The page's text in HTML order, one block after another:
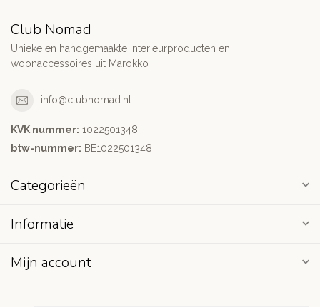
Club Nomad
Unieke en handgemaakte interieurproducten en
woonaccessoires uit Marokko
info@clubnomad.nl
KVK nummer: 1022501348
btw-nummer: BE1022501348
Categorieën
Informatie
Mijn account